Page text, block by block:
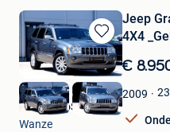
Bewaren
in
Mijn
Favorieten
Jeep
4X4
€
2009
AutoRetroSport
Wanze